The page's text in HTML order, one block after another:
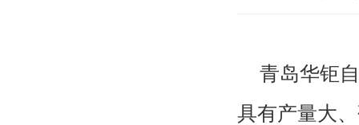
青岛华钜
具有产量大